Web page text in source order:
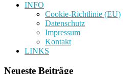
INFO
Cookie-Richtlinie (EU)
Datenschutz
Impressum
Kontakt
LINKS
Neueste Beiträge